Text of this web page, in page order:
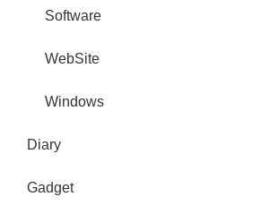
Software
WebSite
Windows
Diary
Gadget